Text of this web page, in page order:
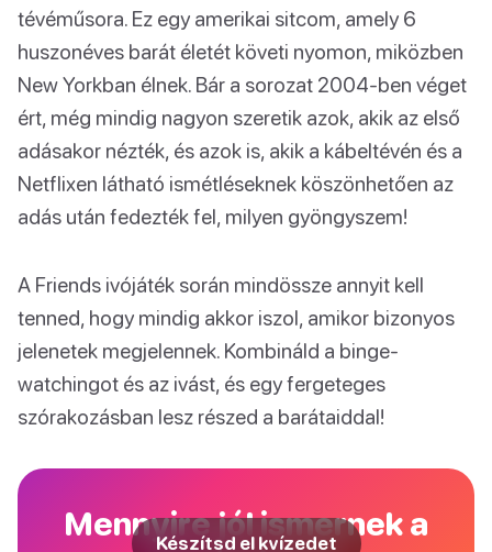
tévéműsora. Ez egy amerikai sitcom, amely 6
huszonéves barát életét követi nyomon, miközben
New Yorkban élnek. Bár a sorozat 2004-ben véget
ért, még mindig nagyon szeretik azok, akik az első
adásakor nézték, és azok is, akik a kábeltévén és a
Netflixen látható ismétléseknek köszönhetően az
adás után fedezték fel, milyen gyöngyszem!
A Friends ivójáték során mindössze annyit kell
tenned, hogy mindig akkor iszol, amikor bizonyos
jelenetek megjelennek. Kombináld a binge-
watchingot és az ivást, és egy fergeteges
szórakozásban lesz részed a barátaiddal!
Mennyire jól ismernek a
Készítsd el kvízedet